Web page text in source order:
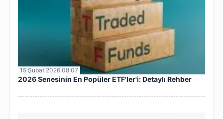
15 Şubat 2026 08:07
2026 Senesinin En Popüler ETF'ler'i: Detaylı Rehber